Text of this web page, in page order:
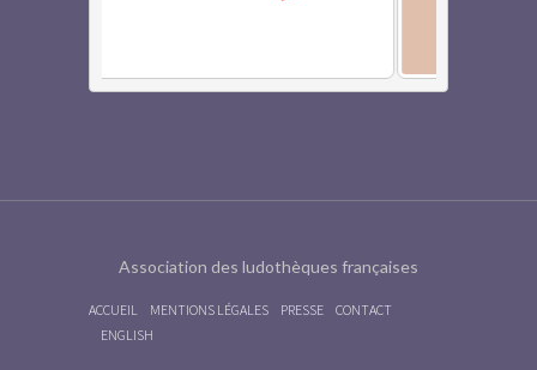
Association des ludothèques françaises
ACCUEIL MENTIONS LÉGALES PRESSE
CONTACT
ENGLISH